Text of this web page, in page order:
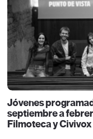
Jóvenes
septiembre a
Filmoteca y Civivox